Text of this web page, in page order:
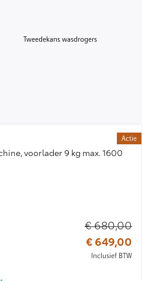
Tweedekans wasdrogers
voorlader 9 kg max. 1600
Actie
€ 649,00
€ 680,00
Inclusief BTW